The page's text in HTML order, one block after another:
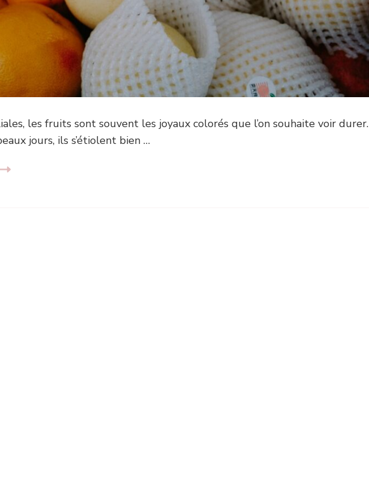
les fruits sont souvent les joyaux colorés que l’on souhaite voir durer.
jours, ils s’étiolent bien …